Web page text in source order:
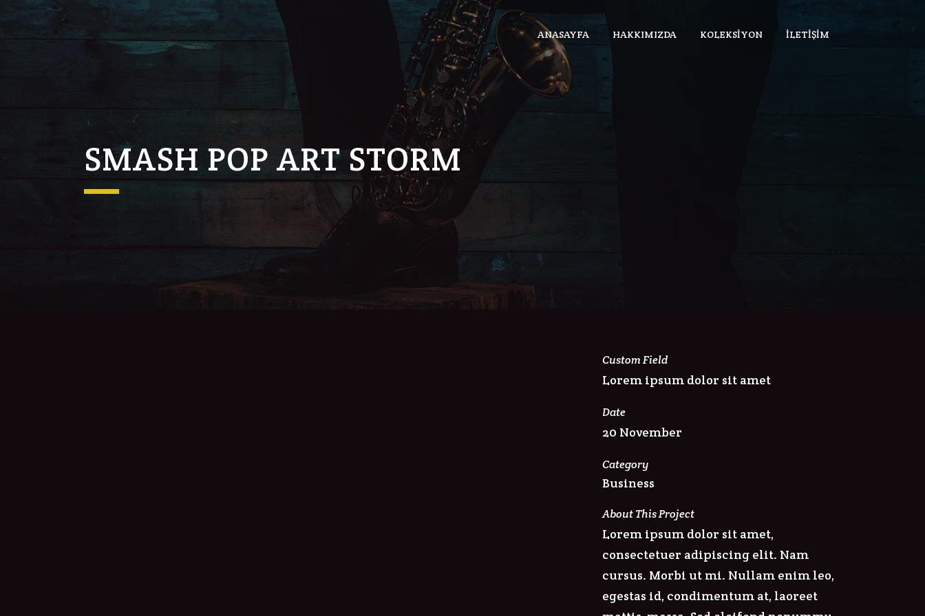
ANASAYFA HAKKIMIZDA KOLEKSIYON İLETIŞIM
SMASH POP ART STORM
Custom Field
Lorem ipsum dolor sit amet
Date
20 November
Category
Business
About This Project
Lorem ipsum dolor sit amet,
consectetuer adipiscing elit. Nam
cursus. Morbi ut mi. Nullam enim leo,
egestas id, condimentum at, laoreet